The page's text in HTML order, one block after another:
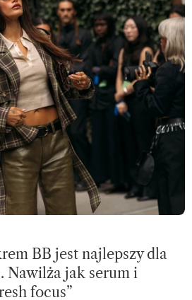
BB jest najlepszy dla
Nawilża jak serum i
focus”